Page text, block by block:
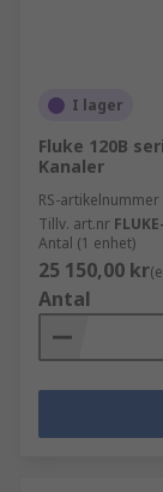
I lager
Fluke 120B
Kanaler
RS-artikelnummer
Tillv. art.nr
Antal (1 enhet)
25 150,00 kr
Antal